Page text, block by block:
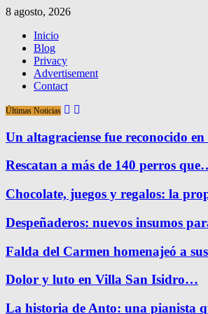
8 agosto, 2026
Inicio
Blog
Privacy
Advertisement
Contact
Últimas Noticias
Un altagraciense fue reconocido
Rescatan a más de 140 perros
Chocolate, juegos y regalos: la
Despeñaderos: nuevos insumos
Falda del Carmen homenajeó a
Dolor y luto en Villa San Isidro…
La historia de Anto: una pianista